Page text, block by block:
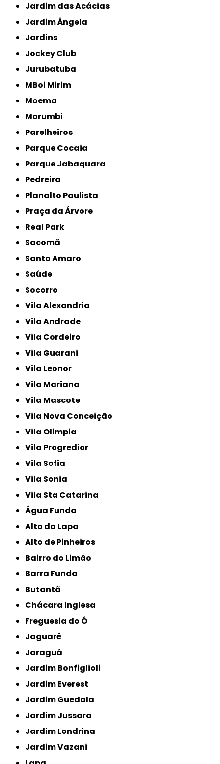
Jardim das Acácias
Jardim Ângela
Jardins
Jockey Club
Jurubatuba
MBoi Mirim
Moema
Morumbi
Parelheiros
Parque Cocaia
Parque Jabaquara
Pedreira
Planalto Paulista
Praça da Árvore
Real Park
Sacomã
Santo Amaro
Saúde
Socorro
Vila Alexandria
Vila Andrade
Vila Cordeiro
Vila Guarani
Vila Leonor
Vila Mariana
Vila Mascote
Vila Nova Conceição
Vila Olimpia
Vila Progredior
Vila Sofia
Vila Sonia
Vila Sta Catarina
Água Funda
Alto da Lapa
Alto de Pinheiros
Bairro do Limão
Barra Funda
Butantã
Chácara Inglesa
Freguesia do Ó
Jaguaré
Jaraguá
Jardim Bonfiglioli
Jardim Everest
Jardim Guedala
Jardim Jussara
Jardim Londrina
Jardim Vazani